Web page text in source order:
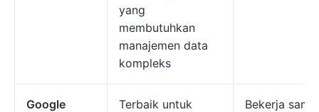
yang
membutuhkan
manajemen data
kompleks
Google
Terbaik untuk
Bekerja sama